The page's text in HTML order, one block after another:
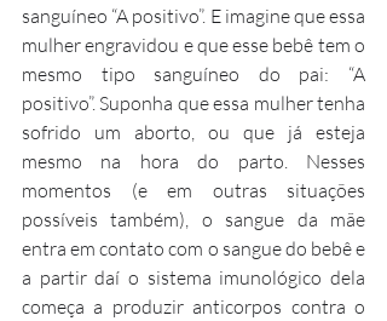
sanguíneo “A positivo”. E imagine que essa
mulher engravidou e que esse bebê tem o
mesmo tipo sanguíneo do pai: “A
positivo”. Suponha que essa mulher tenha
sofrido um aborto, ou que já esteja
mesmo na hora do parto. Nesses
momentos (e em outras situações
possíveis também), o sangue da mãe
entra em contato com o sangue do bebê e
a partir daí o sistema imunológico dela
começa a produzir anticorpos contra o